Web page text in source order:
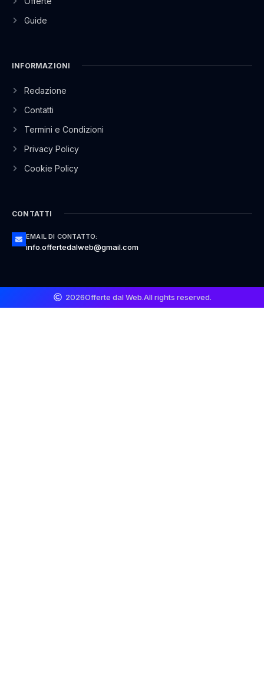
Guide
INFORMAZIONI
Redazione
Contatti
Termini e Condizioni
Privacy Policy
Cookie Policy
CONTATTI
EMAIL DI CONTATTO:
info.offertedalweb@gmail.com
2026Offerte dal Web.All rights reserved.